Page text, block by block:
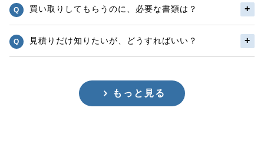
買い取りしてもらうのに、必要な書類は？
見積りだけ知りたいが、どうすればいい？
もっと見る